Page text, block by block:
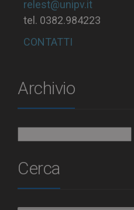
relest@unipv.it
tel. 0382.984223
CONTATTI
Archivio
Cerca